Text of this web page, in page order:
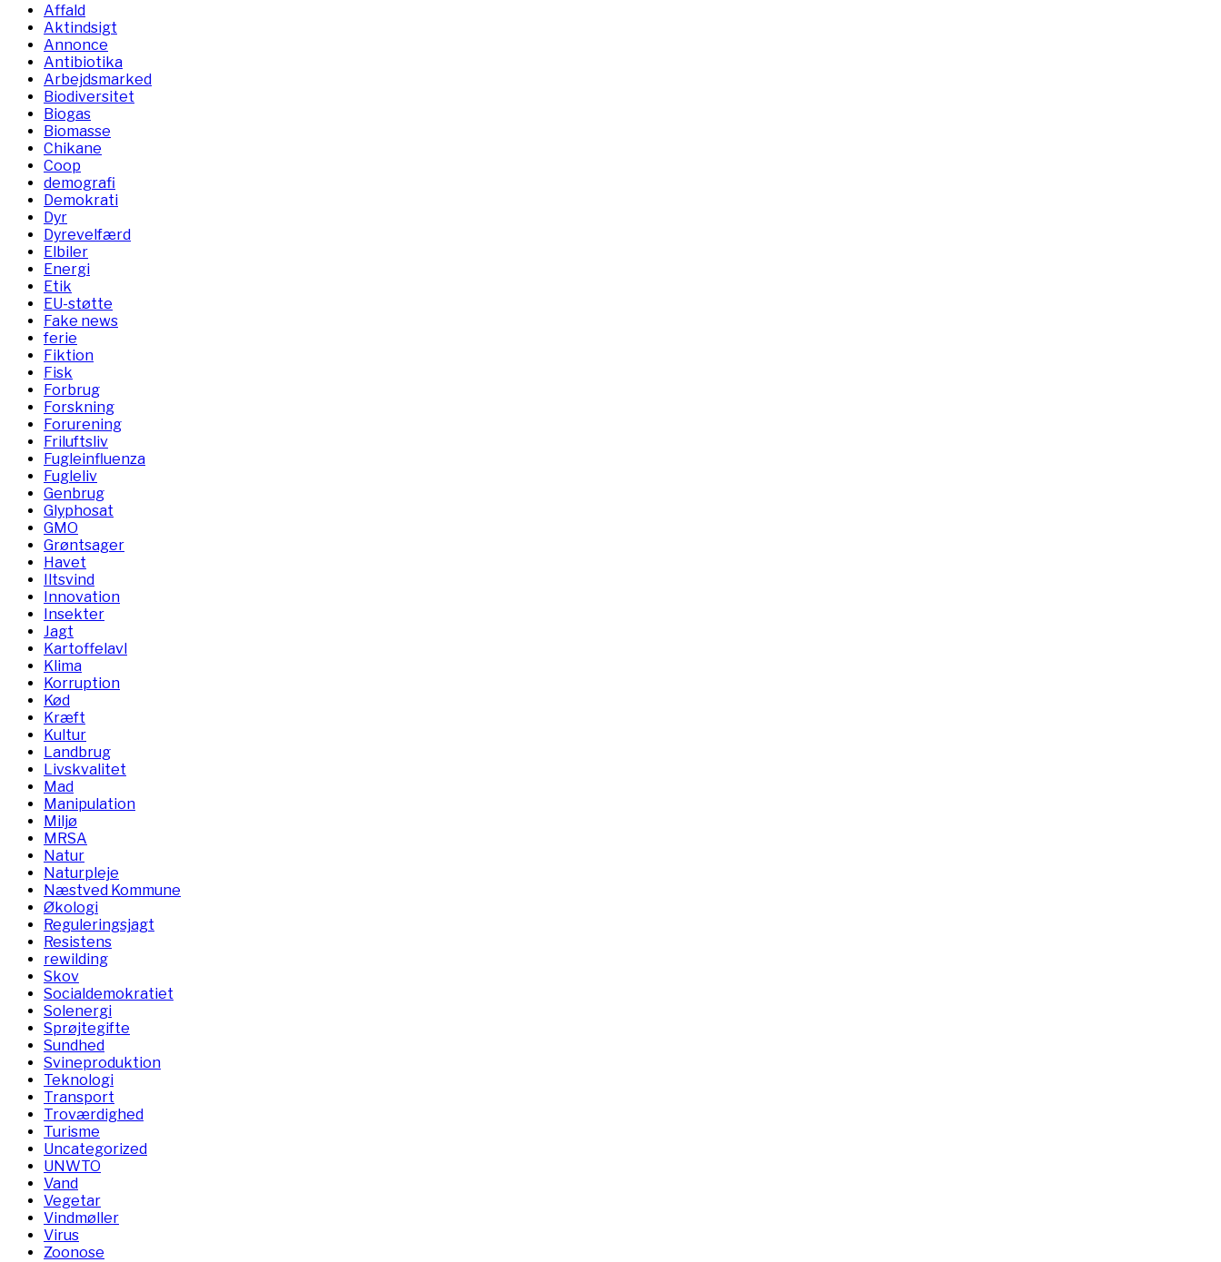
Affald
Aktindsigt
Annonce
Antibiotika
Arbejdsmarked
Biodiversitet
Biogas
Biomasse
Chikane
Coop
demografi
Demokrati
Dyr
Dyrevelfærd
Elbiler
Energi
Etik
EU-støtte
Fake news
ferie
Fiktion
Fisk
Forbrug
Forskning
Forurening
Friluftsliv
Fugleinfluenza
Fugleliv
Genbrug
Glyphosat
GMO
Grøntsager
Havet
Iltsvind
Innovation
Insekter
Jagt
Kartoffelavl
Klima
Korruption
Kød
Kræft
Kultur
Landbrug
Livskvalitet
Mad
Manipulation
Miljø
MRSA
Natur
Naturpleje
Næstved Kommune
Økologi
Reguleringsjagt
Resistens
rewilding
Skov
Socialdemokratiet
Solenergi
Sprøjtegifte
Sundhed
Svineproduktion
Teknologi
Transport
Troværdighed
Turisme
Uncategorized
UNWTO
Vand
Vegetar
Vindmøller
Virus
Zoonose